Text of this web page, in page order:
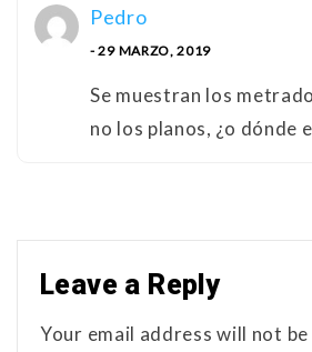
Pedro
- 29 MARZO, 2019
Se muestran los
no los planos, ¿o dónde
Leave a Reply
Your email address will not be